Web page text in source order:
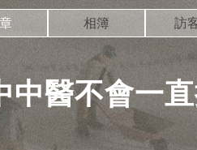
中醫不會一
相簿 訪